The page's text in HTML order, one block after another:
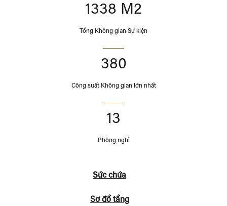
1338 M2
Tổng Không gian Sự kiện
380
Công suất Không gian lớn nhất
13
Phòng nghỉ
Sức chứa
Sơ đồ tầng